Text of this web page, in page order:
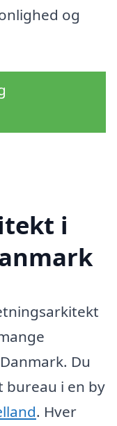
og
i
Du
bureau i en by
. Hver